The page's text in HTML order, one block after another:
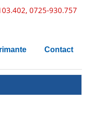
0725-930.757
Contact